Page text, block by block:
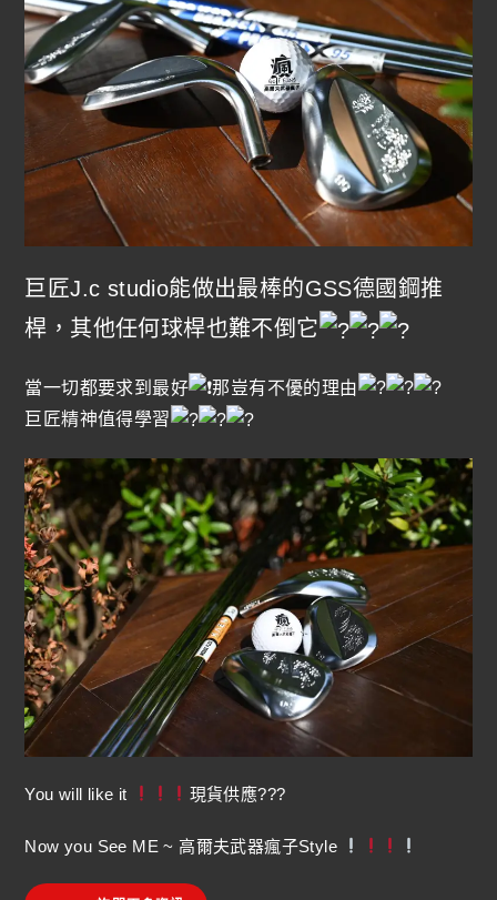
巨匠J.c studio能做出最棒的GSS德國鋼推
桿，其他任何球桿也難不倒它
當一切都要求到最好
那豈有不優的理由
巨匠精神值得學習
You will like it 現貨供應???
Now you See ME ~ 高爾夫武器瘋子Style